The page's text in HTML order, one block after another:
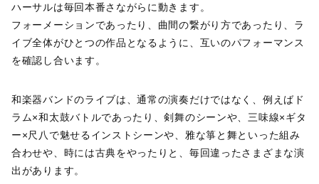
ハーサルは毎回本番さながらに動きます。
フォーメーションであったり、曲間の繋がり方であったり、ラ
イブ全体がひとつの作品となるように、互いのパフォーマンス
を確認し合います。
和楽器バンドのライブは、通常の演奏だけではなく、例えばド
ラム×和太鼓バトルであったり、剣舞のシーンや、三味線×ギタ
ー×尺八で魅せるインストシーンや、雅な箏と舞といった組み
合わせや、時には古典をやったりと、毎回違ったさまざまな演
出があります。